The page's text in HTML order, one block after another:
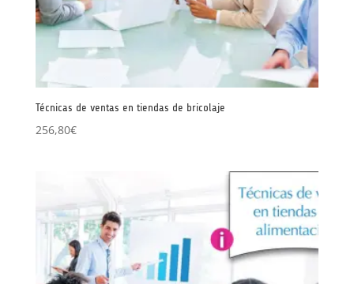
Técnicas de ventas en tiendas de bricolaje
256,80€